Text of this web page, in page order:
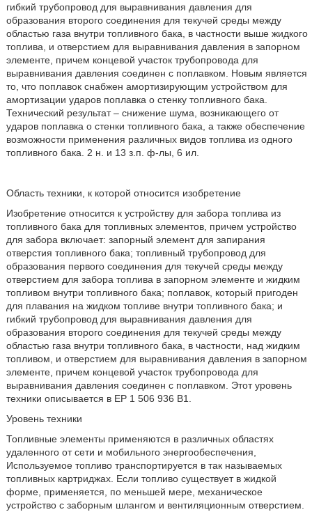
гибкий трубопровод для выравнивания давления для
образования второго соединения для текучей среды между
областью газа внутри топливного бака, в частности выше жидкого
топлива, и отверстием для выравнивания давления в запорном
элементе, причем концевой участок трубопровода для
выравнивания давления соединен с поплавком. Новым является
то, что поплавок снабжен амортизирующим устройством для
амортизации ударов поплавка о стенку топливного бака.
Технический результат – снижение шума, возникающего от
ударов поплавка о стенки топливного бака, а также обеспечение
возможности применения различных видов топлива из одного
топливного бака. 2 н. и 13 з.п. ф-лы, 6 ил.
Область техники, к которой относится изобретение
Изобретение относится к устройству для забора топлива из
топливного бака для топливных элементов, причем устройство
для забора включает: запорный элемент для запирания
отверстия топливного бака; топливный трубопровод для
образования первого соединения для текучей среды между
отверстием для забора топлива в запорном элементе и жидким
топливом внутри топливного бака; поплавок, который пригоден
для плавания на жидком топливе внутри топливного бака; и
гибкий трубопровод для выравнивания давления для
образования второго соединения для текучей среды между
областью газа внутри топливного бака, в частности, над жидким
топливом, и отверстием для выравнивания давления в запорном
элементе, причем концевой участок трубопровода для
выравнивания давления соединен с поплавком. Этот уровень
техники описывается в ЕР 1 506 936 В1.
Уровень техники
Топливные элементы применяются в различных областях
удаленного от сети и мобильного энергообеспечения,
Используемое топливо транспортируется в так называемых
топливных картриджах. Если топливо существует в жидкой
форме, применяется, по меньшей мере, механическое
устройство с заборным шлангом и вентиляционным отверстием.